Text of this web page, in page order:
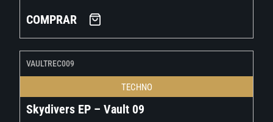
COMPRAR
VAULTREC009
TECHNO
Skydivers EP – Vault 09